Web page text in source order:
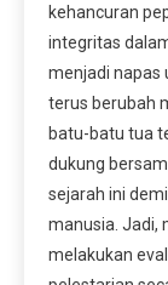
kehancuran
integritas
menjadi napas
terus berubah
batu-batu tua
dukung
sejarah ini
manusia. Jadi,
melakukan